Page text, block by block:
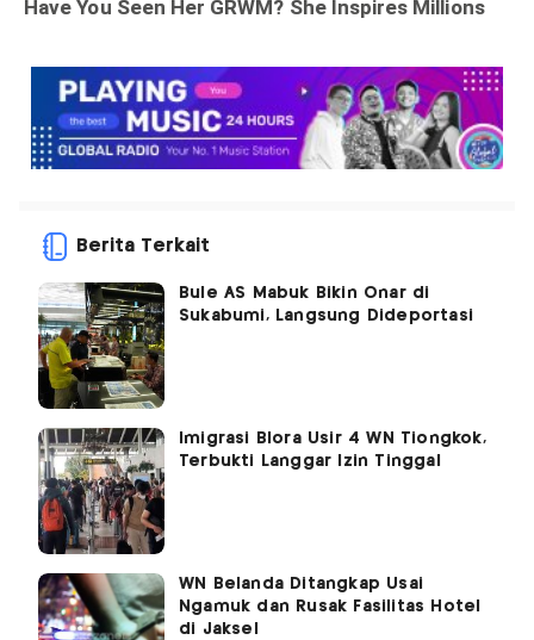
Berita Terkait
Bule AS Mabuk Bikin Onar di
Sukabumi, Langsung Dideportasi
Imigrasi Blora Usir 4 WN Tiongkok,
Terbukti Langgar Izin Tinggal
WN Belanda Ditangkap Usai
Ngamuk dan Rusak Fasilitas Hotel
di Jaksel